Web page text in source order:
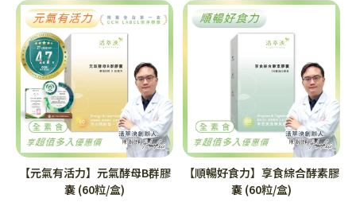
【元氣有活力】元氣酵母B群膠
囊 (60粒/盒)
【順暢好食力】享食綜合酵素膠
囊 (60粒/盒)